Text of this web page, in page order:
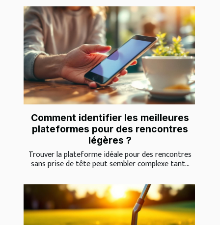
Comment identifier les meilleures
plateformes pour des rencontres
légères ?
Trouver la plateforme idéale pour des rencontres
sans prise de tête peut sembler complexe tant...